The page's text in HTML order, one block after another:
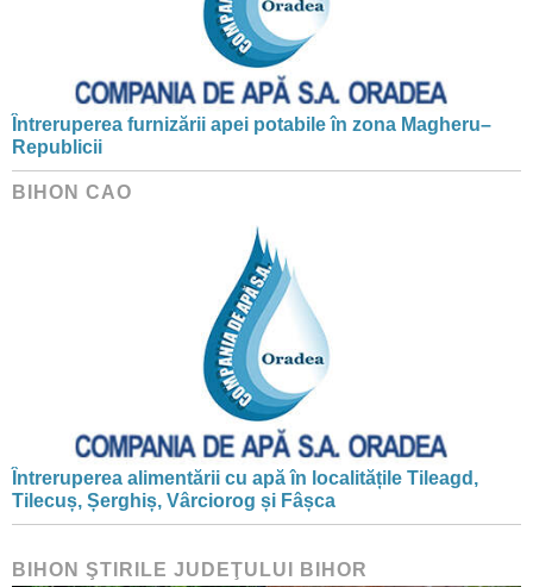
Întreruperea furnizării apei potabile în zona Magheru–
Republicii
BIHON CAO
Întreruperea alimentării cu apă în localitățile Tileagd,
Tilecuș, Șerghiș, Vârciorog și Fâșca
BIHON ŞTIRILE JUDEŢULUI BIHOR